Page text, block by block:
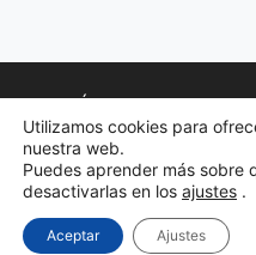
POLÍTICA DE
TERMINOS DE
© 2026 Cursos Wellness-
Utilizamos cookies para
nuestra web.
Puedes aprender más sobre
desactivarlas en los ajustes .
Aceptar Ajustes